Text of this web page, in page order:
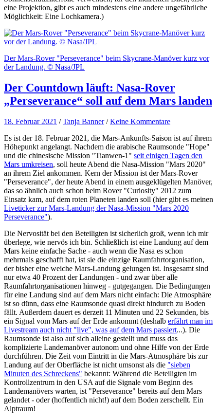
eine Projektion, gibt es auch mindestens eine andere ungefährliche
Möglichkeit: Eine Lochkamera.)
Der Mars-Rover "Perseverance" beim Skycrane-Manöver kurz vor
der Landung. © Nasa/JPL
Der Countdown läuft: Nasa-Rover
„Perseverance“ soll auf dem Mars landen
18. Februar 2021 /Tanja Banner /Keine Kommentare
Es ist der 18. Februar 2021, die Mars-Ankunfts-Saison ist auf ihrem
Höhepunkt angelangt. Nachdem die arabische Raumsonde "Hope"
und die chinesische Mission "Tianwen-1" seit einigen Tagen den
Mars umkreisen, soll heute Abend die Nasa-Mission "Mars 2020"
an ihrem Ziel ankommen. Kern der Mission ist der Mars-Rover
"Perseverance", der heute Abend in einem ausgeklügelten Manöver,
das so ähnlich auch schon beim Rover "Curiosity" 2012 zum
Einsatz kam, auf dem roten Planeten landen soll (hier gibt es meinen
Liveticker zur Mars-Landung der Nasa-Mission "Mars 2020
Perseverance").
Die Nervosität bei den Beteiligten ist sicherlich groß, wenn ich mir
überlege, wie nervös ich bin. Schließlich ist eine Landung auf dem
Mars keine einfache Sache - auch wenn die Nasa es schon
mehrmals geschafft hat, ist sie die einzige Raumfahrtorganisation,
der bisher eine weiche Mars-Landung gelungen ist. Insgesamt sind
nur etwa 40 Prozent der Landungen - und zwar über alle
Raumfahrtorganisationen hinweg - gutgegangen. Die Bedingungen
für eine Landung sind auf dem Mars nicht einfach: Die Atmosphäre
ist so dünn, dass eine Raumsonde quasi direkt hindurch zu Boden
fällt. Außerdem dauert es derzeit 11 Minuten und 22 Sekunden, bis
ein Signal vom Mars auf der Erde ankommt (deshalb erfährt man im
Livestream auch nicht "live", was auf dem Mars passiert...). Die
Raumsonde ist also auf sich alleine gestellt und muss das
komplizierte Landemanöver autonom und ohne Hilfe von der Erde
durchführen. Die Zeit vom Eintritt in die Mars-Atmosphäre bis zur
Landung auf der Oberfläche ist nicht umsonst als die "sieben
Minuten des Schreckens" bekannt: Während die Beteiligten im
Kontrollzentrum in den USA auf die Signale vom Beginn des
Landemanövers warten, ist "Perseverance" bereits auf dem Mars
gelandet - oder (hoffentlich nicht!) auf dem Boden zerschellt. Ein
Alptraum!